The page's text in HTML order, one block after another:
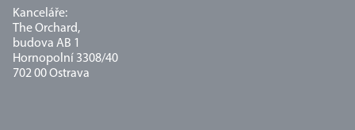
Kanceláře:
The Orchard,
budova AB 1
Hornopolní 3308/40
702 00 Ostrava